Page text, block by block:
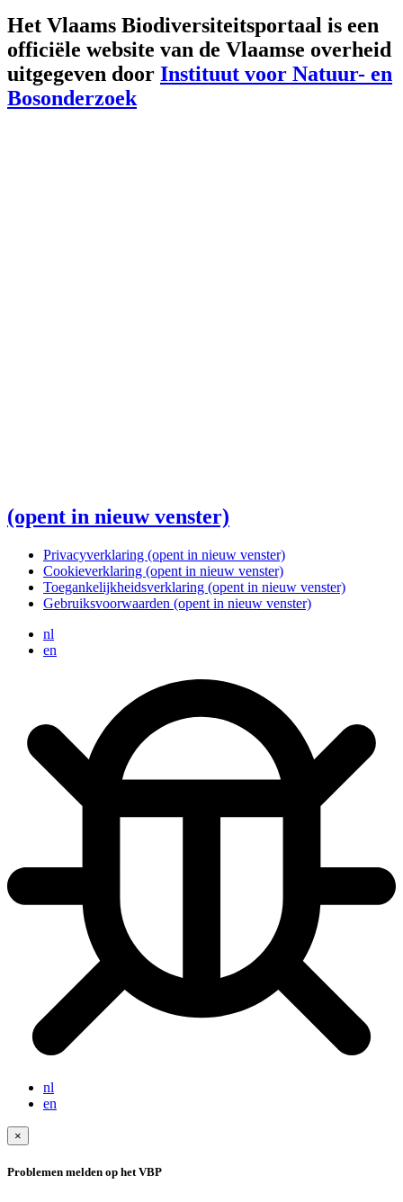
Het Vlaams Biodiversiteitsportaal is een
officiële website van de Vlaamse overheid
uitgegeven door Instituut voor Natuur- en
Bosonderzoek
(opent in nieuw venster)
Privacyverklaring (opent in nieuw venster)
Cookieverklaring (opent in nieuw venster)
Toegankelijkheidsverklaring (opent in nieuw venster)
Gebruiksvoorwaarden (opent in nieuw venster)
nl
en
nl
en
×
Problemen melden op het VBP